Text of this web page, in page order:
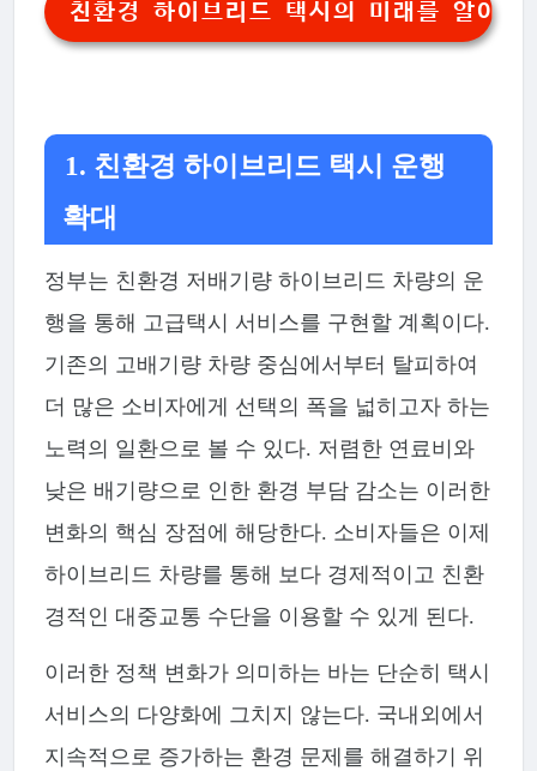
친환경 하이브리드 택시의 미래를 알아보
1. 친환경 하이브리드 택시 운행
확대
정부는 친환경 저배기량 하이브리드 차량의 운
행을 통해 고급택시 서비스를 구현할 계획이다.
기존의 고배기량 차량 중심에서부터 탈피하여
더 많은 소비자에게 선택의 폭을 넓히고자 하는
노력의 일환으로 볼 수 있다. 저렴한 연료비와
낮은 배기량으로 인한 환경 부담 감소는 이러한
변화의 핵심 장점에 해당한다. 소비자들은 이제
하이브리드 차량를 통해 보다 경제적이고 친환
경적인 대중교통 수단을 이용할 수 있게 된다.
이러한 정책 변화가 의미하는 바는 단순히 택시
서비스의 다양화에 그치지 않는다. 국내외에서
지속적으로 증가하는 환경 문제를 해결하기 위